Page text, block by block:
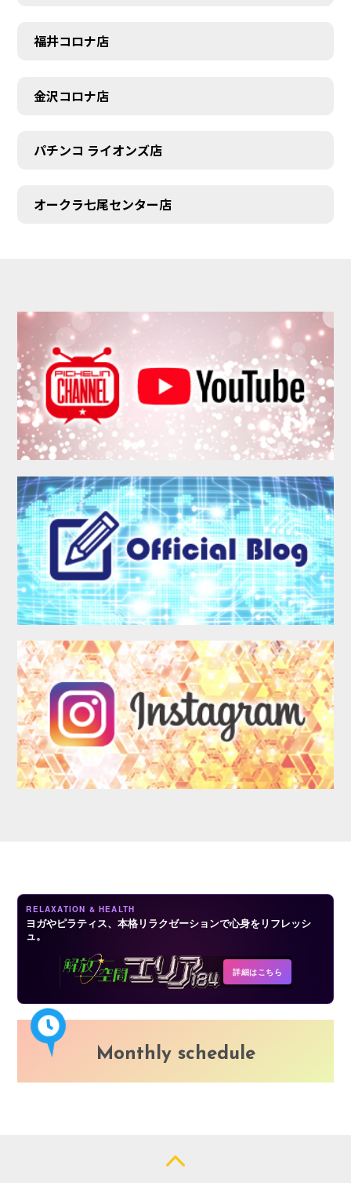
福井コロナ店
金沢コロナ店
パチンコ ライオンズ店
オークラ七尾センター店
RELAXATION & HEALTH
ヨガやピラティス、本格リラクゼーションで心身をリフレッシ
ュ。
詳細はこちら
Monthly schedule